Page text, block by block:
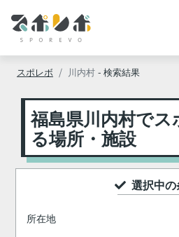
スポレボ 川内村 - 検索結果
福島県川内村でス
る場所・施設
選択中
所在地